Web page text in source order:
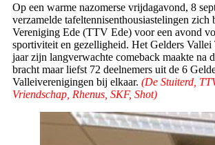
Op een warme nazomerse vrijdagavond, 8
verzamelde tafeltennisenthousiastelingen zich
Vereniging Ede (TTV Ede) voor een avond
sportiviteit en gezelligheid. Het Gelders
jaar zijn langverwachte comeback maakte na
bracht maar liefst 72 deelnemers uit de 6
Valleiverenigingen bij elkaar. (De Stuiterd,
Vriendschap, Rhenus, SKF, Shot)